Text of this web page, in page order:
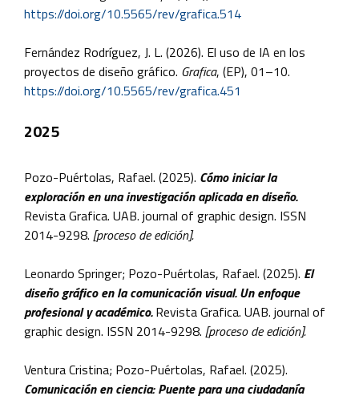
https://doi.org/10.5565/rev/grafica.514
Fernández Rodríguez, J. L. (2026). El uso de IA en los
proyectos de diseño gráfico. Grafica, (EP), 01–10.
https://doi.org/10.5565/rev/grafica.451
2025
Pozo-Puértolas, Rafael. (2025). Cómo iniciar la
exploración en una investigación aplicada en diseño.
Revista Grafica. UAB. journal of graphic design. ISSN
2014-9298. [proceso de edición].
Leonardo Springer; Pozo-Puértolas, Rafael. (2025). El
diseño gráfico en la comunicación visual. Un enfoque
profesional y académico.Revista Grafica. UAB. journal of
graphic design. ISSN 2014-9298. [proceso de edición].
Ventura Cristina; Pozo-Puértolas, Rafael. (2025).
Comunicación en ciencia: Puente para una ciudadanía